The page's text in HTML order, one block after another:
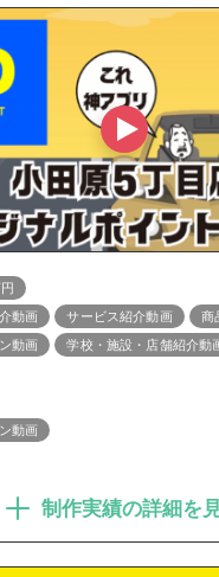
表現方法
アニ
用途
ョート動画
動画広
ネージ動画
営業
画
リク
HowTo動画
掲載動画
サー
動画
動画
ービー
動画
ショー
動画
サービス紹介動画
商
動画
学校・施設・店舗紹介動
動画
制作実績の詳細を